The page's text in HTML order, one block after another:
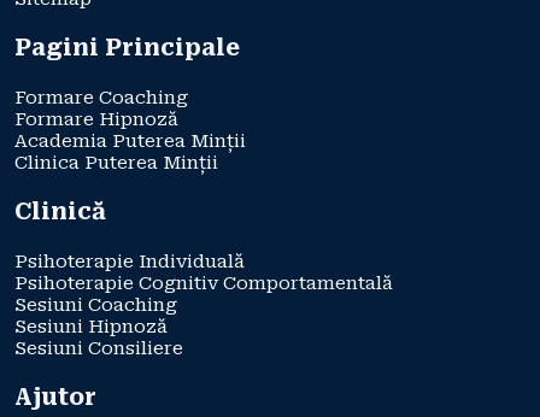
Pagini Principale
Formare Coaching
Formare Hipnoză
Academia Puterea Minții
Clinica Puterea Minții
Clinică
Psihoterapie Individuală
Psihoterapie Cognitiv Comportamentală
Sesiuni Coaching
Sesiuni Hipnoză
Sesiuni Consiliere
Ajutor